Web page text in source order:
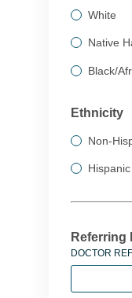
White
Native
Black/
Ethnicity
Non-
Referring
DOCTOR